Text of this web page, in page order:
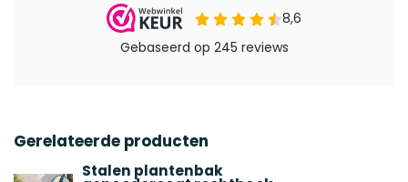
Gerelateerde producten
Stalen plantenbak